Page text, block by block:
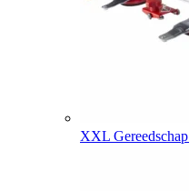
XXL Gereedschap